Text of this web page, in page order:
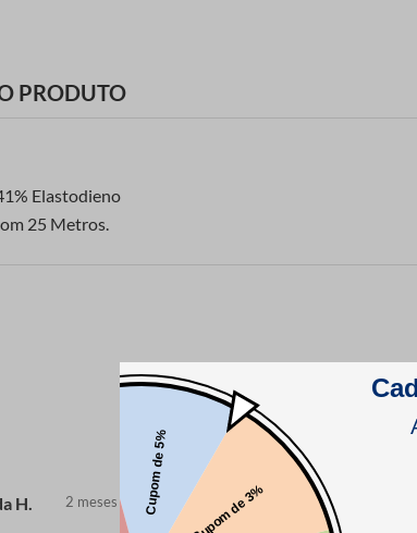
PRODUTO
Elastodieno
25 Metros.
H. 2 meses atrás comprador verificado